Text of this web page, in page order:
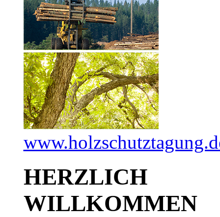
HERZLICH
WILLKOMMEN